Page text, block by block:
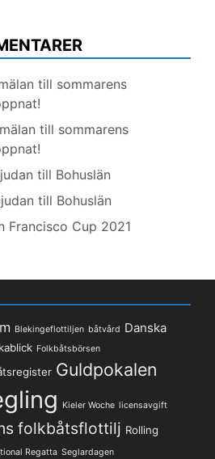
till sommarens
till sommarens
till Bohuslän
till Bohuslän
Francisco Cup 2021
Blekingeflottiljen båtvård Danska
Folkbåtsbörsen
Guldpokalen
Kieler Woche licensavgift
folkbåtsflottilj Rolling
Regatta Seglardagen